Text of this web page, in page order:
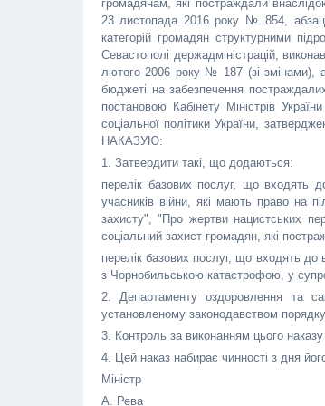
громадянам, які постраждали
23 листопада 2016 року № 854, абзацу
категорій громадян структурними
Севастополі держадміністрацій,
лютого 2006 року № 187 (зі змінами),
бюджеті на забезпечення
постановою Кабінету Міністрів
соціальної політики України,
НАКАЗУЮ:
1. Затвердити такі, що додаються:
перелік базових послуг, що входять
учасників війни, які мають право на
захисту", "Про жертви нацистських
соціальний захист громадян, які
перелік базових послуг, що входять до
з Чорнобильською катастрофою, у
2. Департаменту оздоровлення та
установленому законодавством
3. Контроль за виконанням цього
4. Цей наказ набирає чинності з дня
Міністр
А. Рева